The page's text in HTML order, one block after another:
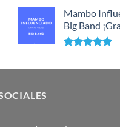
Mambo
Big Band